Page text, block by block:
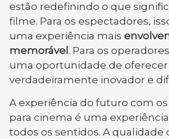
estão redefinindo o que
filme. Para os espectadores,
uma experiência mais
memorável . Para os
uma oportunidade de oferecer
verdadeiramente inovador e
A experiência do futuro com os
para cinema é uma
todos os sentidos. A qualidade